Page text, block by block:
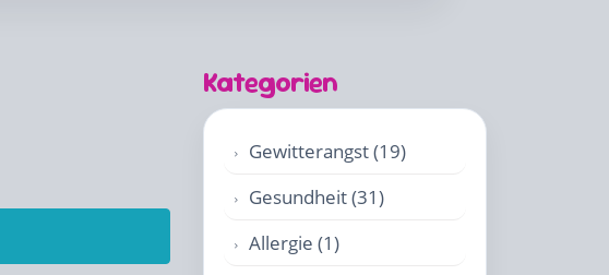
Kategorien
Gewitterangst (19)
Gesundheit (31)
Allergie (1)